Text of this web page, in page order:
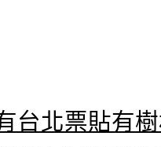
台北票貼有